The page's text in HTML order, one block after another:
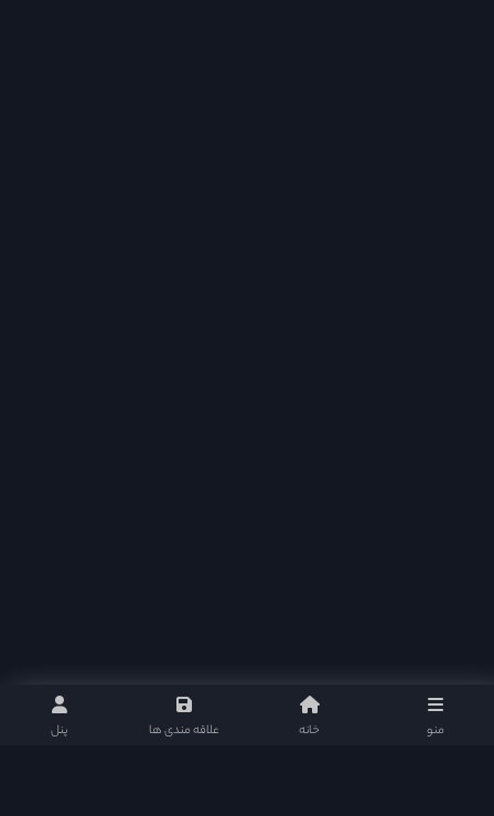
منو خانه علاقه مندی ها پنل